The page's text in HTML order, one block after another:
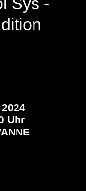
Sys -
Uhr